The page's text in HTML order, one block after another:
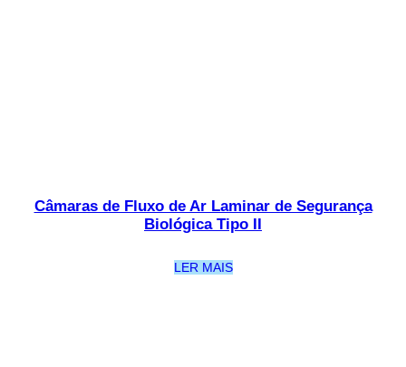
Câmaras de Fluxo de Ar Laminar de Segurança
Biológica Tipo II
LER MAIS